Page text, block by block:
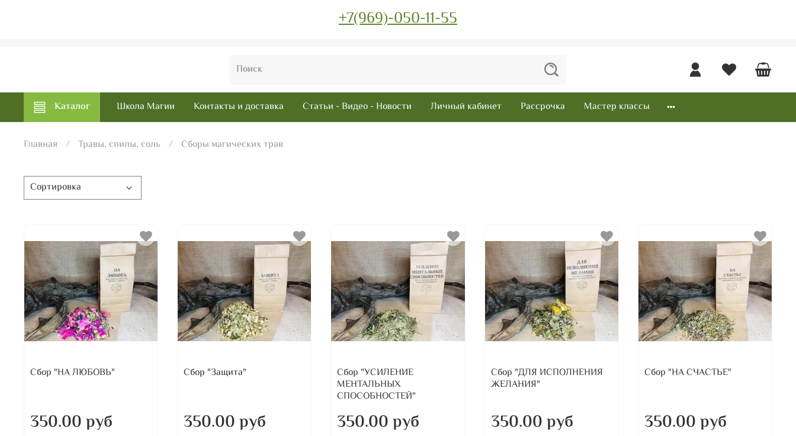
+7(969)-050-11-55
Каталог Школа Магии Контакты и доставка Статьи - Видео - Новости Личный кабинет Рассрочка Мастер классы
Главная Травы, спилы, соль Сборы магических трав
Сбор "НА ЛЮБОВЬ"
350.00 руб
Сбор "Защита"
350.00 руб
Сбор "УСИЛЕНИЕ
МЕНТАЛЬНЫХ
СПОСОБНОСТЕЙ"
350.00 руб
Сбор "ДЛЯ ИСПОЛНЕНИЯ
ЖЕЛАНИЯ"
350.00 руб
Сбор "НА СЧАСТЬЕ"
350.00 руб